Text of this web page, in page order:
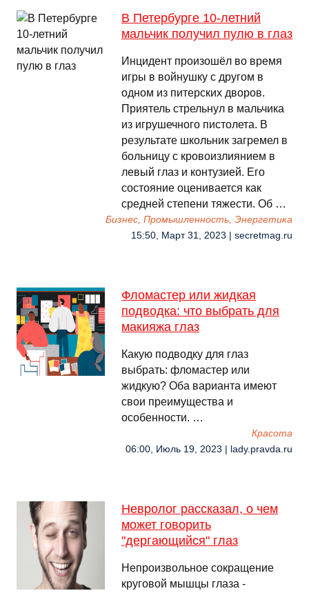
В Петербурге 10-летний
мальчик получил пулю в глаз
Инцидент произошёл во время
игры в войнушку с другом в
одном из питерских дворов.
Приятель стрельнул в мальчика
из игрушечного пистолета. В
результате школьник загремел в
больницу с кровоизлиянием в
левый глаз и контузией. Его
состояние оценивается как
средней степени тяжести. Об …
Бизнес, Промышленность, Энергетика
15:50, Март 31, 2023 | secretmag.ru
Фломастер или жидкая
подводка: что выбрать для
макияжа глаз
Какую подводку для глаз
выбрать: фломастер или
жидкую? Оба варианта имеют
свои преимущества и
особенности. …
Красота
06:00, Июль 19, 2023 | lady.pravda.ru
Невролог рассказал, о чем
может говорить
"дергающийся" глаз
Непроизвольное сокращение
круговой мышцы глаза -